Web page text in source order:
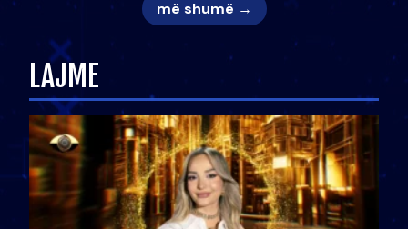
më shumë →
LAJME